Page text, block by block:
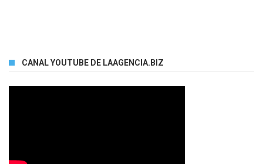
CANAL YOUTUBE DE LAAGENCIA.BIZ